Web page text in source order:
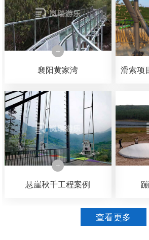
襄阳黄家湾
悬崖秋千工程案例
查看更多